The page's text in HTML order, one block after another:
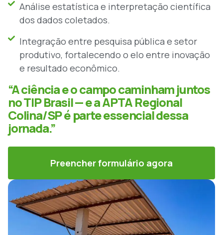
Análise estatística e interpretação científica
dos dados coletados.
Integração entre pesquisa pública e setor
produtivo, fortalecendo o elo entre inovação
e resultado econômico.
“A ciência e o campo caminham juntos
no TIP Brasil — e a APTA Regional
Colina/SP é parte essencial dessa
jornada.”
Preencher formulário agora